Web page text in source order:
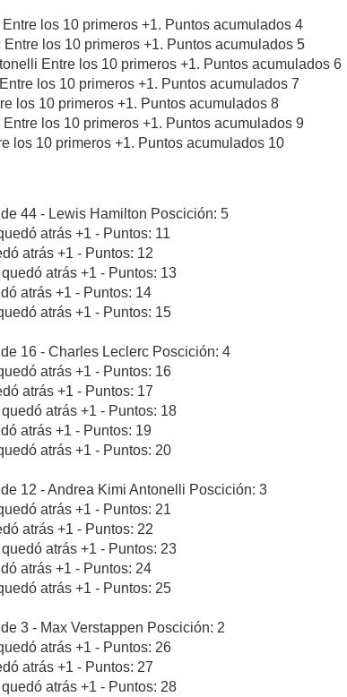
los 10 primeros +1. Puntos acumulados 4
los 10 primeros +1. Puntos acumulados 5
Entre los 10 primeros +1. Puntos acumulados 6
los 10 primeros +1. Puntos acumulados 7
los 10 primeros +1. Puntos acumulados 8
los 10 primeros +1. Puntos acumulados 9
los 10 primeros +1. Puntos acumulados 10
44 - Lewis Hamilton Poscición: 5
atrás +1 - Puntos: 11
atrás +1 - Puntos: 12
atrás +1 - Puntos: 13
atrás +1 - Puntos: 14
atrás +1 - Puntos: 15
16 - Charles Leclerc Poscición: 4
atrás +1 - Puntos: 16
atrás +1 - Puntos: 17
atrás +1 - Puntos: 18
atrás +1 - Puntos: 19
atrás +1 - Puntos: 20
12 - Andrea Kimi Antonelli Poscición: 3
atrás +1 - Puntos: 21
atrás +1 - Puntos: 22
atrás +1 - Puntos: 23
atrás +1 - Puntos: 24
atrás +1 - Puntos: 25
3 - Max Verstappen Poscición: 2
atrás +1 - Puntos: 26
atrás +1 - Puntos: 27
atrás +1 - Puntos: 28